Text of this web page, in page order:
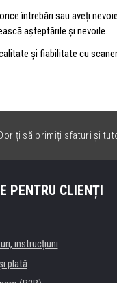
întrebări sau aveți
așteptările și nevoile.
și fiabilitate cu
să primiți sfaturi și
PENTRU CLIENȚI
instrucțiuni
plată